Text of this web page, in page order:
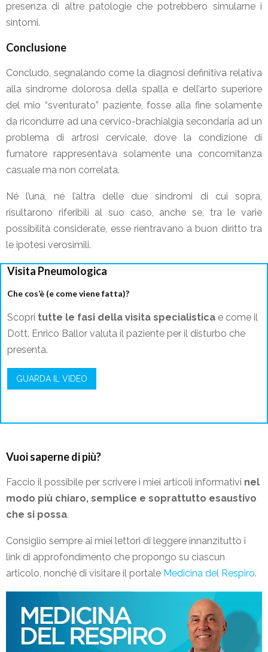
presenza di altre patologie che potrebbero simularne i
sintomi.
Conclusione
Concludo, segnalando come la diagnosi definitiva relativa
alla sindrome dolorosa della spalla e dell’arto superiore
del mio “sventurato” paziente, fosse alla fine solamente
da ricondurre ad una cervico-brachialgia secondaria ad un
problema di artrosi cervicale, dove la condizione di
fumatore rappresentava solamente una concomitanza
casuale ma non correlata.
Né l’una, né l’altra delle due sindromi di cui sopra,
risultarono riferibili al suo caso, anche se, tra le varie
possibilità considerate, esse rientravano a buon diritto tra
le ipotesi verosimili.
Visita Pneumologica
Che cos’è (e come viene fatta)?
Scopri tutte le fasi della visita specialistica e come il
Dott. Enrico Ballor valuta il paziente per il disturbo che
presenta.
GUARDA IL VIDEO
Vuoi saperne di più?
Faccio il possibile per scrivere i miei articoli informativi nel
modo più chiaro, semplice e soprattutto esaustivo
che si possa.
Consiglio sempre ai miei lettori di leggere innanzitutto i
link di approfondimento che propongo su ciascun
articolo, nonché di visitare il portale Medicina del Respiro.